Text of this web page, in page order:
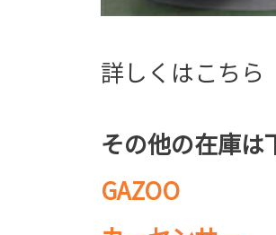
詳しくはこちら
その他の在庫
GAZOO